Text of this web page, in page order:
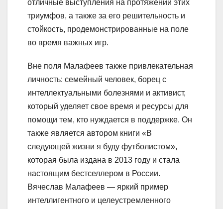
отличные выступления на протяжении этих
триумфов, а также за его решительность и
стойкость, продемонстрированные на поле
во время важных игр.
Вне поля Малафеев также привлекательная
личность: семейный человек, борец с
интеллектуальными болезнями и активист,
который уделяет свое время и ресурсы для
помощи тем, кто нуждается в поддержке. Он
также является автором книги «В
следующей жизни я буду футболистом»,
которая была издана в 2013 году и стала
настоящим бестселлером в России.
Вячеслав Малафеев — яркий пример
интеллигентного и целеустремленного